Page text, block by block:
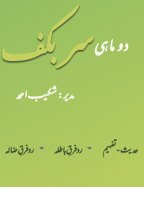
دو ماہیسر بکف
مدیر: شکیبـ احمد
حدیث-تفہیم رد فرقِ باطلہ رد فرقِ ضالہ